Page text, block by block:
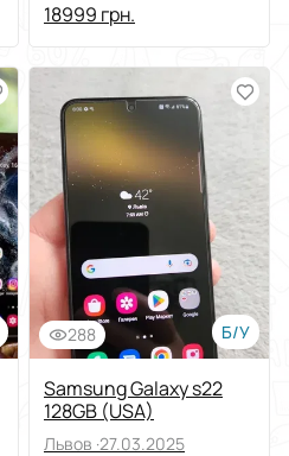
18999 грн.
288 Б/У
Samsung Galaxy s22
128GB (USA)
Львов ·27.03.2025